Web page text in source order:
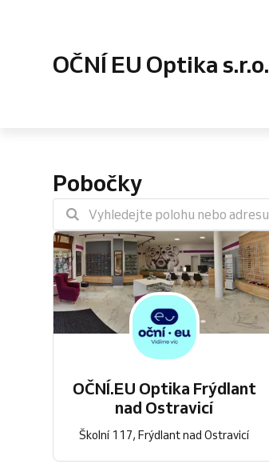
OČNÍ EU Optika s.r.o.
Pobočky
OČNÍ.EU Optika Frýdlant
nad Ostravicí
Školní 117, Frýdlant nad Ostravicí